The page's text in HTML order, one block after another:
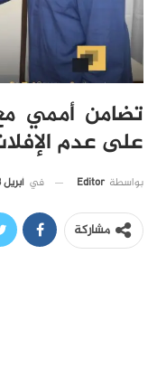
تضامن أممي
على عدم
بواسطة Editor في أبريل 13, 2025
مشاركة